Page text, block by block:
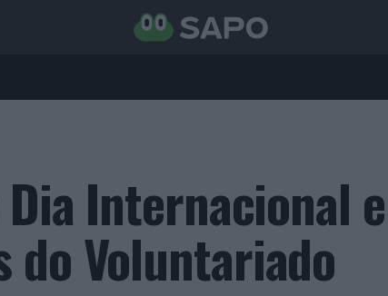
Internacional e
do Voluntariado